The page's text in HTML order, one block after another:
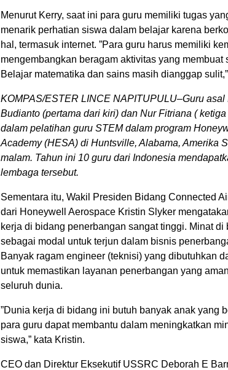
Menurut Kerry, saat ini para guru memiliki tugas
menarik perhatian siswa dalam belajar karena
hal, termasuk internet. ”Para guru harus memiliki
mengembangkan beragam aktivitas yang membuat
Belajar matematika dan sains masih dianggap
KOMPAS/ESTER LINCE NAPITUPULU–Guru asal
Budianto (pertama dari kiri) dan Nur Fitriana (
dalam pelatihan guru STEM dalam program
Academy (HESA) di Huntsville, Alabama, Amerika
malam. Tahun ini 10 guru dari Indonesia
lembaga tersebut.
Sementara itu, Wakil Presiden Bidang Connected
dari Honeywell Aerospace Kristin Slyker
kerja di bidang penerbangan sangat tinggi. Minat
sebagai modal untuk terjun dalam bisnis
Banyak ragam engineer (teknisi) yang dibutuhkan
untuk memastikan layanan penerbangan yang
seluruh dunia.
”Dunia kerja di bidang ini butuh banyak anak yang
para guru dapat membantu dalam meningkatkan
siswa,” kata Kristin.
CEO dan Direktur Eksekutif USSRC Deborah E